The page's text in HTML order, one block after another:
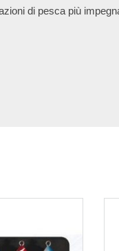
di pesca più